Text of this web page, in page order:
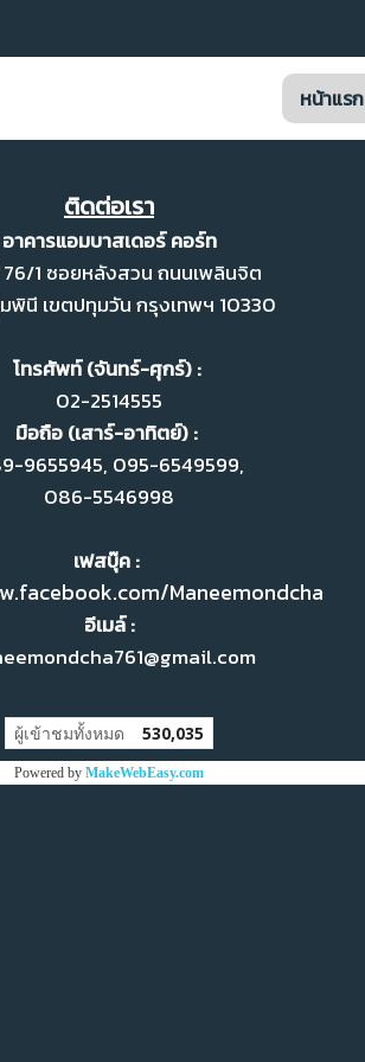
หน้าแรก
ติดต่อเรา
อาคารแอมบาสเดอร์ คอร์ท
76/1 ซอยหลังสวน ถนนเพลินจิต
พินี เขตปทุมวัน กรุงเทพฯ 10330
โทรศัพท์ (จันทร์-ศุกร์) :
02-2514555
มือถือ (เสาร์-อาทิตย์) :
9655945, 095-6549599,
086-5546998
เฟสบุ๊ค :
Maneemondcha
อีเมล์ :
ผู้เข้าชมทั้งหมด 530,035
Powered by MakeWebEasy.com